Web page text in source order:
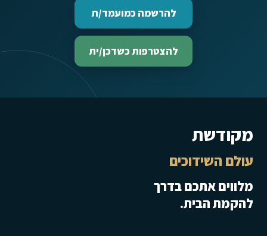
להרשמה כמועמד/ת
להצטרפות כשדכן/ית
מקודשת
עולם השידוכים
מלווים אתכם בדרך
להקמת הבית.